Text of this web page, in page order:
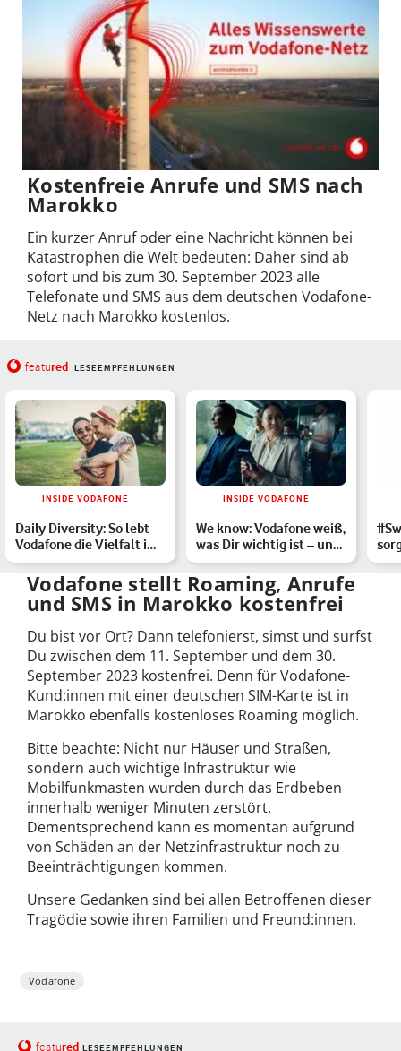
Kostenfreie Anrufe und SMS nach
Marokko
Ein kurzer Anruf oder eine Nachricht können bei
Katastrophen die Welt bedeuten: Daher sind ab
sofort und bis zum 30. September 2023 alle
Telefonate und SMS aus dem deutschen Vodafone-
Netz nach Marokko kostenlos.
featured LESEEMPFEHLUNGEN
INSIDE VODAFONE
Daily Diversity: So lebt
Vodafone die Vielfalt im
Unternehmensall…
INSIDE VODAFONE
We know: Vodafone weiß,
was Dir wichtig ist – und
will täglich be…
Vodafone stellt Roaming, Anrufe
und SMS in Marokko kostenfrei
Du bist vor Ort? Dann telefonierst, simst und surfst
Du zwischen dem 11. September und dem 30.
September 2023 kostenfrei. Denn für Vodafone-
Kund:innen mit einer deutschen SIM-Karte ist in
Marokko ebenfalls kostenloses Roaming möglich.
Bitte beachte: Nicht nur Häuser und Straßen,
sondern auch wichtige Infrastruktur wie
Mobilfunkmasten wurden durch das Erdbeben
innerhalb weniger Minuten zerstört.
Dementsprechend kann es momentan aufgrund
von Schäden an der Netzinfrastruktur noch zu
Beeinträchtigungen kommen.
Unsere Gedanken sind bei allen Betroffenen dieser
Tragödie sowie ihren Familien und Freund:innen.
Vodafone
featured LESEEMPFEHLUNGEN